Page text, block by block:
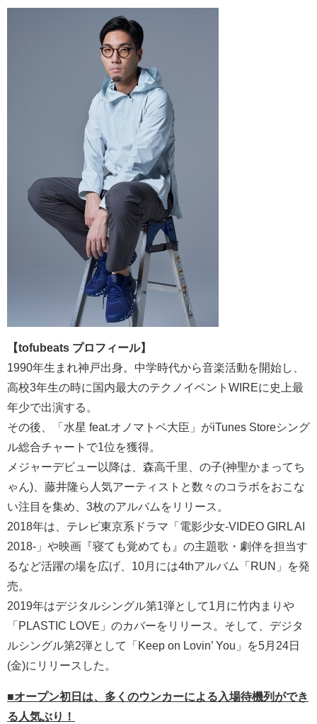
【tofubeats プロフィール】
1990年生まれ神戸出身。中学時代から音楽活動を開始し、
高校3年生の時に国内最大のテクノイベントWIREに史上最
年少で出演する。
その後、「水星 feat.オノマトペ大臣」がiTunes Storeシング
ル総合チャートで1位を獲得。
メジャーデビュー以降は、森高千里、の子(神聖かまってち
ゃん)、藤井隆ら人気アーティストと数々のコラボをおこな
い注目を集め、3枚のアルバムをリリース。
2018年は、テレビ東京系ドラマ「電影少女-VIDEO GIRL AI
2018-」や映画『寝ても覚めても』の主題歌・劇伴を担当す
るなど活躍の場を広げ、10月には4thアルバム「RUN」を発
売。
2019年はデジタルシングル第1弾として1月に竹内まりや
「PLASTIC LOVE」のカバーをリリース。そして、デジタ
ルシングル第2弾として「Keep on Lovin’ You」を5月24日
(金)にリリースした。
■オープン初日は、多くのウンカーによる入場待機列ができ
る人気ぶり！